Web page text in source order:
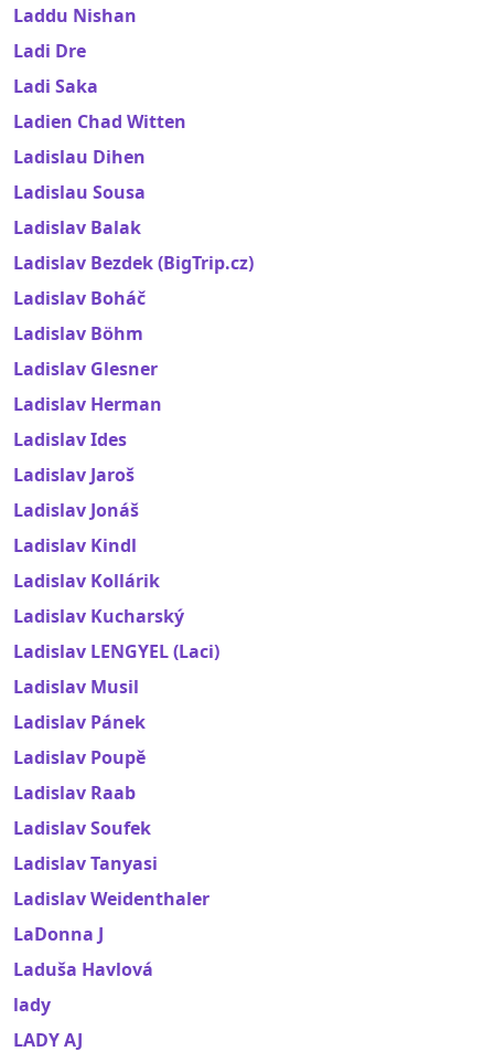
Laddu Nishan
Ladi Dre
Ladi Saka
Ladien Chad Witten
Ladislau Dihen
Ladislau Sousa
Ladislav Balak
Ladislav Bezdek (BigTrip.cz)
Ladislav Boháč
Ladislav Böhm
Ladislav Glesner
Ladislav Herman
Ladislav Ides
Ladislav Jaroš
Ladislav Jonáš
Ladislav Kindl
Ladislav Kollárik
Ladislav Kucharský
Ladislav LENGYEL (Laci)
Ladislav Musil
Ladislav Pánek
Ladislav Poupě
Ladislav Raab
Ladislav Soufek
Ladislav Tanyasi
Ladislav Weidenthaler
LaDonna J
Laduša Havlová
lady
LADY AJ